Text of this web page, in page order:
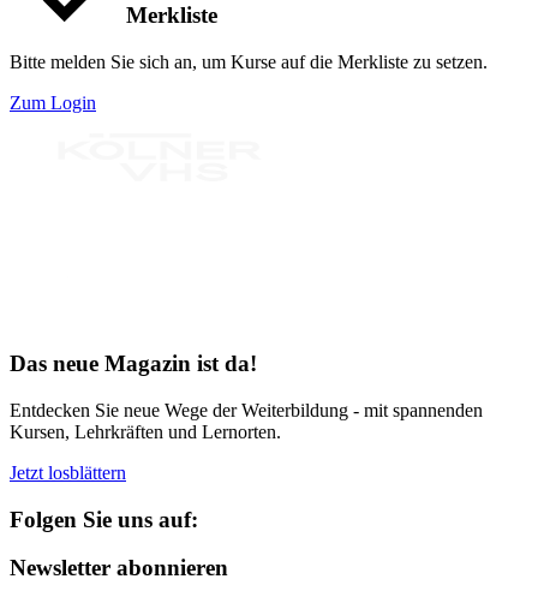
Merkliste
Bitte melden Sie sich an, um Kurse auf die Merkliste zu setzen.
Zum Login
Das neue Magazin ist da!
Entdecken Sie neue Wege der Weiterbildung - mit spannenden
Kursen, Lehrkräften und Lernorten.
Jetzt losblättern
Folgen Sie uns auf:
Newsletter abonnieren